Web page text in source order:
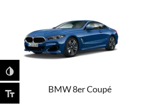
BMW 8er Coupé